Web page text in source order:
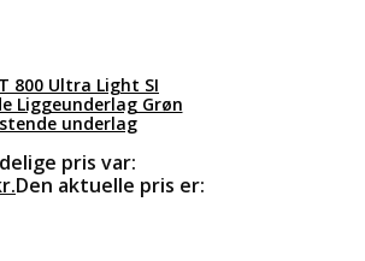
800 Ultra Light SI
Liggeunderlag Grøn
underlag
pris var:
Den aktuelle pris er: